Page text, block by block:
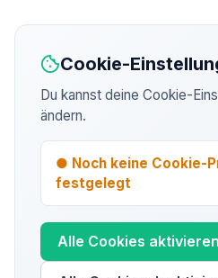
Cookie-
Du kannst deine Cookie-
ändern.
● Noch keine Cookie-
festgelegt
Alle Cookies aktivieren